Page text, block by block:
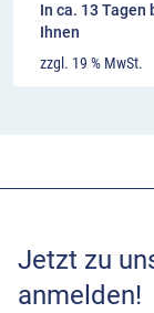
In ca. 13 Tagen
Ihnen
zzgl. 19 % MwSt.
Jetzt zu
anmelden!